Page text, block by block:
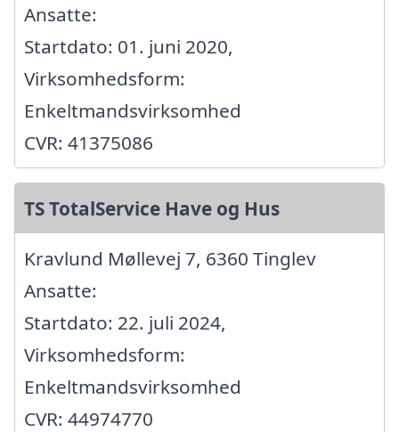
Ansatte:
Startdato: 01. juni 2020,
Virksomhedsform:
Enkeltmandsvirksomhed
CVR: 41375086
TS TotalService Have og Hus
Kravlund Møllevej 7, 6360 Tinglev
Ansatte:
Startdato: 22. juli 2024,
Virksomhedsform:
Enkeltmandsvirksomhed
CVR: 44974770